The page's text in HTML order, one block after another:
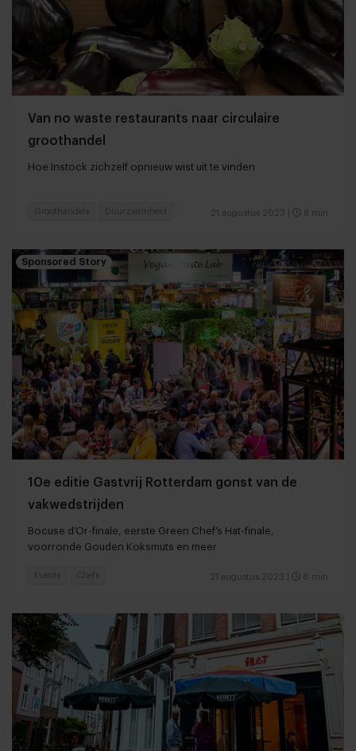
Van no waste restaurants naar circulaire
groothandel
Hoe Instock zichzelf opnieuw wist uit te vinden
21 augustus 2023 8 min
Groothandels Duurzaamheid
Sponsored Story
10e editie Gastvrij Rotterdam gonst van de
vakwedstrijden
Bocuse d’Or-finale, eerste Green Chef’s Hat-finale,
voorronde Gouden Koksmuts en meer
21 augustus 2023 6 min
Events Chefs